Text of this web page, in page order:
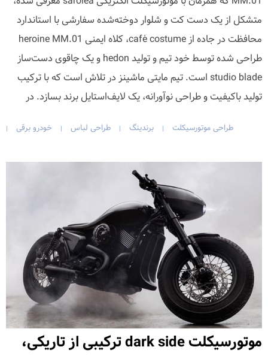
متشکل از یک دست کت و شلوار دوخته‌شده سفارشی با استاندارد
محافظت در جاده از café costume، کلاه ایمنی heroine MM.01
طراحی شده توسط خود تیم و تولید hedon و یک چاقوی دست‌ساز
studio blade است. تیم مایتی ماشینز در تلاش است که با ترکیب
تولید باکیفیت و طراحی نوآورانه، یک لایف‌استایل برند بسازد. در
طراحی موتورسیکلت | برندینگ | طراحی لباس | خودرو برقی |
موتورسیکلت dark side ترکیبی از تاریکی،